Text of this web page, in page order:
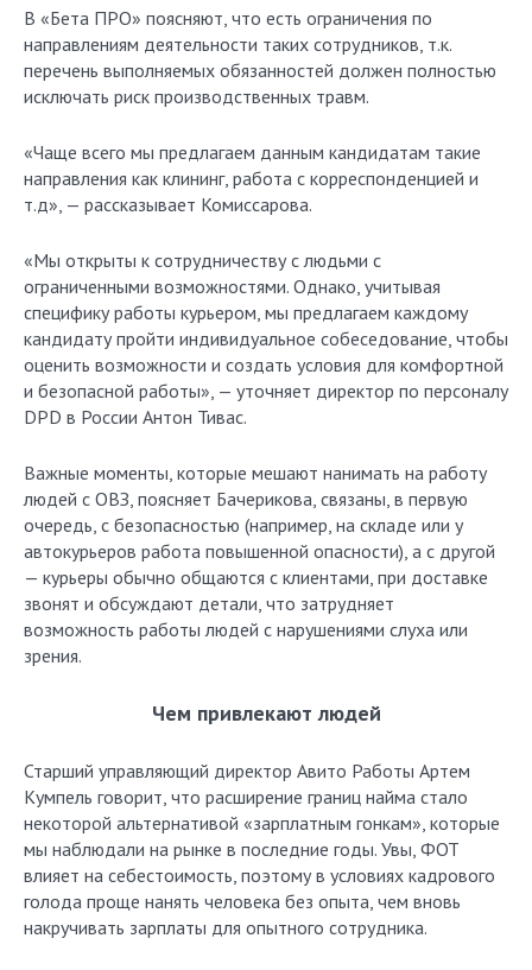
В «Бета ПРО» поясняют, что есть ограничения по
направлениям деятельности таких сотрудников, т.к.
перечень выполняемых обязанностей должен полностью
исключать риск производственных травм.
«Чаще всего мы предлагаем данным кандидатам такие
направления как клининг, работа с корреспонденцией и
т.д», — рассказывает Комиссарова.
«Мы открыты к сотрудничеству с людьми с
ограниченными возможностями. Однако, учитывая
специфику работы курьером, мы предлагаем каждому
кандидату пройти индивидуальное собеседование, чтобы
оценить возможности и создать условия для комфортной
и безопасной работы», — уточняет директор по персоналу
DPD в России Антон Тивас.
Важные моменты, которые мешают нанимать на работу
людей с ОВЗ, поясняет Бачерикова, связаны, в первую
очередь, с безопасностью (например, на складе или у
автокурьеров работа повышенной опасности), а с другой
— курьеры обычно общаются с клиентами, при доставке
звонят и обсуждают детали, что затрудняет
возможность работы людей с нарушениями слуха или
зрения.
Чем привлекают людей
Старший управляющий директор Авито Работы Артем
Кумпель говорит, что расширение границ найма стало
некоторой альтернативой «зарплатным гонкам», которые
мы наблюдали на рынке в последние годы. Увы, ФОТ
влияет на себестоимость, поэтому в условиях кадрового
голода проще нанять человека без опыта, чем вновь
накручивать зарплаты для опытного сотрудника.